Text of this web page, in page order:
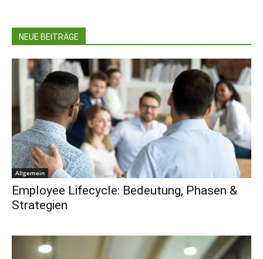
NEUE BEITRÄGE
Allgemein
Employee Lifecycle: Bedeutung, Phasen &
Strategien